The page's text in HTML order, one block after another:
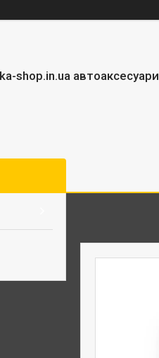
shop.in.ua автоаксесуари